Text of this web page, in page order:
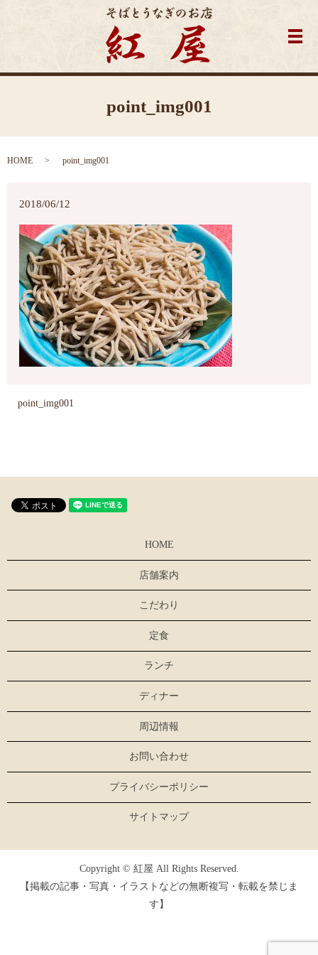
メ
point_img001
HOME point_img001
2018/06/12
point_img001
HOME
店舗案内
こだわり
定食
ランチ
ディナー
周辺情報
お問い合わせ
プライバシーポリシー
サイトマップ
Copyright © 紅屋 All Rights Reserved.
【掲載の記事・写真・イラストなどの無断複写・転載を禁じま
す】